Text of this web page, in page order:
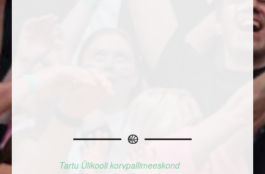
Tartu Ülikooli korvpallimeeskond